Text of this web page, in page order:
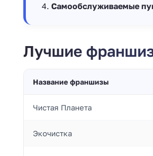
Самообслуживаемые
Лучшие
Название франшизы
Чистая Планета
Экочистка